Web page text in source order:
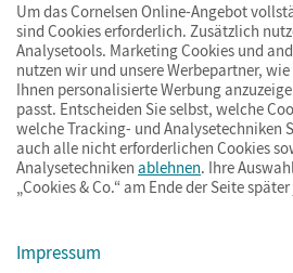
© Cornelsen Verlag 2026
ImpressumAGBDatenschutz
Um das Cornelsen Online-Angebot
sind Cookies erforderlich. Zusätzlich
Analysetools. Marketing Cookies und
nutzen wir und unsere Werbepartner,
Ihnen personalisierte Werbung
passt. Entscheiden Sie selbst, welche
welche Tracking- und Analysetechniken
auch alle nicht erforderlichen Cookies
Analysetechniken ablehnen. Ihre
„Cookies & Co.“ am Ende der Seite
Impressum